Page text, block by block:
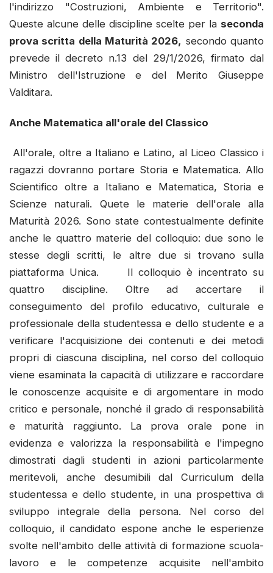
l'indirizzo "Costruzioni, Ambiente e Territorio".
Queste alcune delle discipline scelte per la seconda
prova scritta della Maturità 2026, secondo quanto
prevede il decreto n.13 del 29/1/2026, firmato dal
Ministro dell'Istruzione e del Merito Giuseppe
Valditara.
Anche Matematica all'orale del Classico
All'orale, oltre a Italiano e Latino, al Liceo Classico i
ragazzi dovranno portare Storia e Matematica. Allo
Scientifico oltre a Italiano e Matematica, Storia e
Scienze naturali. Quete le materie dell'orale alla
Maturità 2026. Sono state contestualmente definite
anche le quattro materie del colloquio: due sono le
stesse degli scritti, le altre due si trovano sulla
piattaforma Unica. Il colloquio è incentrato su
quattro discipline. Oltre ad accertare il
conseguimento del profilo educativo, culturale e
professionale della studentessa e dello studente e a
verificare l'acquisizione dei contenuti e dei metodi
propri di ciascuna disciplina, nel corso del colloquio
viene esaminata la capacità di utilizzare e raccordare
le conoscenze acquisite e di argomentare in modo
critico e personale, nonché il grado di responsabilità
e maturità raggiunto. La prova orale pone in
evidenza e valorizza la responsabilità e l'impegno
dimostrati dagli studenti in azioni particolarmente
meritevoli, anche desumibili dal Curriculum della
studentessa e dello studente, in una prospettiva di
sviluppo integrale della persona. Nel corso del
colloquio, il candidato espone anche le esperienze
svolte nell'ambito delle attività di formazione scuola-
lavoro e le competenze acquisite nell'ambito